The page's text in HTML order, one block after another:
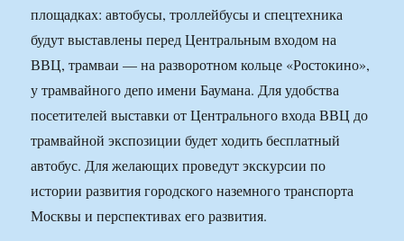
площадках: автобусы, троллейбусы и спецтехника
будут выставлены перед Центральным входом на
ВВЦ, трамваи — на разворотном кольце «Ростокино»,
у трамвайного депо имени Баумана. Для удобства
посетителей выставки от Центрального входа ВВЦ до
трамвайной экспозиции будет ходить бесплатный
автобус. Для желающих проведут экскурсии по
истории развития городского наземного транспорта
Москвы и перспективах его развития.